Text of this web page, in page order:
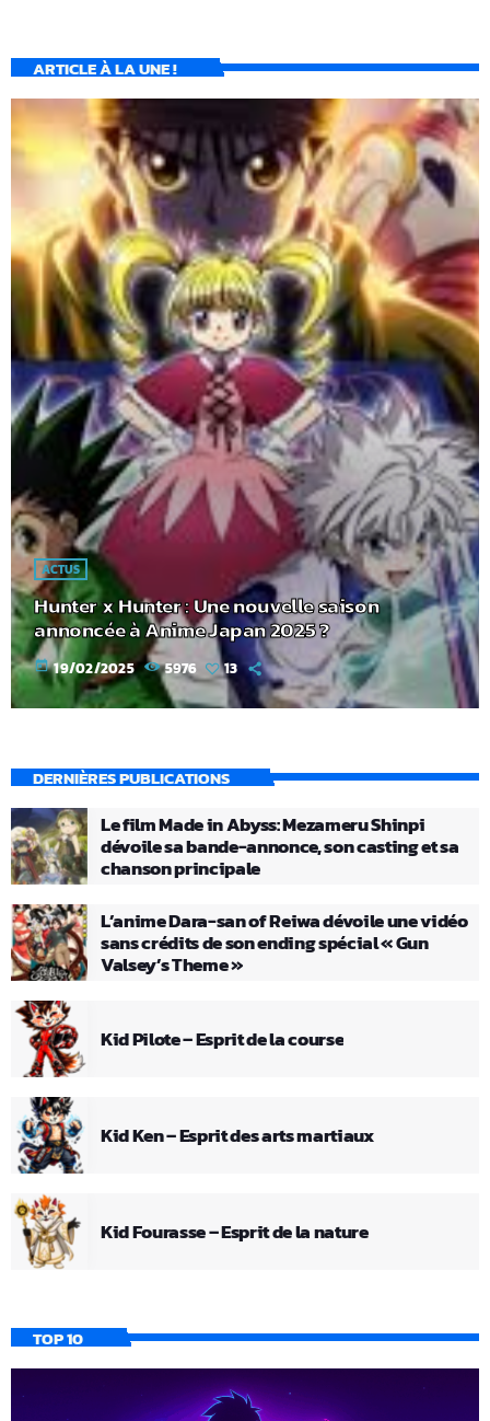
ARTICLE À LA UNE !
ACTUS
Hunter x Hunter : Une nouvelle saison
annoncée à Anime Japan 2025 ?
today 19/02/2025 5976 13
DERNIÈRES PUBLICATIONS
Le film Made in Abyss: Mezameru Shinpi
dévoile sa bande-annonce, son casting et sa
chanson principale
L’anime Dara-san of Reiwa dévoile une vidéo
sans crédits de son ending spécial « Gun
Valsey’s Theme »
Kid Pilote – Esprit de la course
Kid Ken – Esprit des arts martiaux
Kid Fourasse – Esprit de la nature
TOP 10